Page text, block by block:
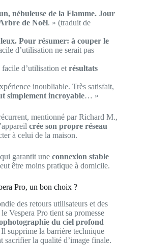
nébuleuse de la Flamme. Jour
de Noël. » (traduit de
Pour résumer: à couper le
d’utilisation ne serait pas
d’utilisation et résultats
inoubliable. Très satisfait,
simplement incroyable… »
mentionné par Richard M.,
crée son propre réseau
à celui de la maison.
garantit une connexion stable
être moins pratique à domicile.
Pro, un bon choix ?
des retours utilisateurs et des
Vespera Pro tient sa promesse
du ciel profond
Il supprime la barrière technique
sacrifier la qualité d’image finale.